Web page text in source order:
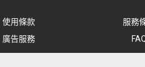
使用條款 服務
廣告服務